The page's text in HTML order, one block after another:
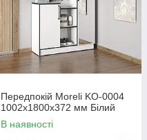
Передпокій Moreli KO-0004
1002x1800x372 мм Білий
В наявності